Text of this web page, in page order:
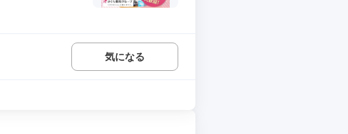
気になる